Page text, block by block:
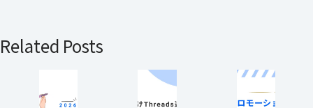
Related Posts